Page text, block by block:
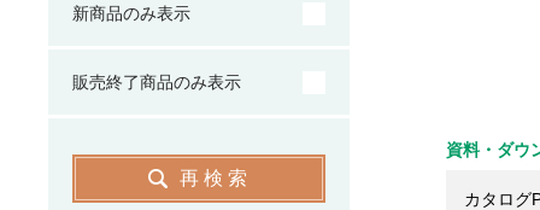
資料・ダウ
カタログ
新商品のみ表示
販売終了商品のみ表示
再検索